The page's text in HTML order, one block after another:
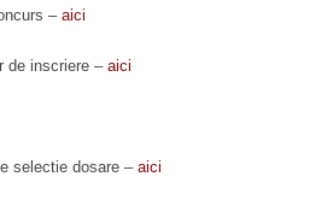
– aici
de inscriere – aici
selectie dosare – aici